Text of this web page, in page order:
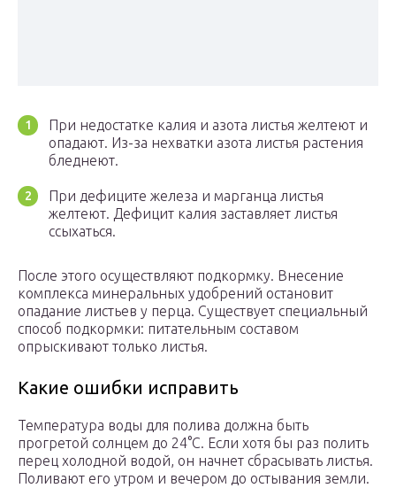
При недостатке калия и азота листья желтеют и
опадают. Из-за нехватки азота листья растения
бледнеют.
При дефиците железа и марганца листья
желтеют. Дефицит калия заставляет листья
ссыхаться.
После этого осуществляют подкормку. Внесение
комплекса минеральных удобрений остановит
опадание листьев у перца. Существует специальный
способ подкормки: питательным составом
опрыскивают только листья.
Какие ошибки исправить
Температура воды для полива должна быть
прогретой солнцем до 24°С. Если хотя бы раз полить
перец холодной водой, он начнет сбрасывать листья.
Поливают его утром и вечером до остывания земли.